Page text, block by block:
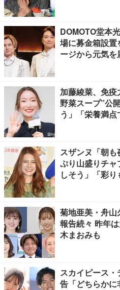
DOMOTO堂本
場に募金箱設
ージから元気を
加藤綾菜、免
野菜スープ”公
う」「栄養満
スザンヌ「朝
ぷり山盛りチ
しそう」「彩
菊地亜美・舟
報告続々 昨年
木まおみも
スカイピース
告「どちらか